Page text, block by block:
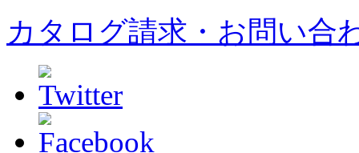
カタログ請求・お問い合